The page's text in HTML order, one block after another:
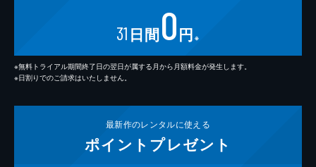
31 日間0円 ※
※無料トライアル期間終了日の翌日が属する月から月額料金が発生します。
※日割りでのご請求はいたしません。
最新作のレンタルに使える
ポイント プレゼント